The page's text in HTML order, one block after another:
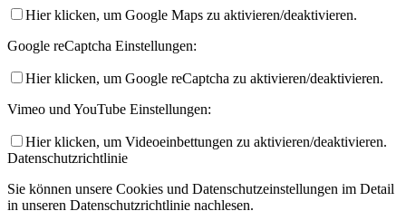
Hier klicken, um Google Maps zu aktivieren/deaktivieren.
Google reCaptcha Einstellungen:
Hier klicken, um Google reCaptcha zu aktivieren/deaktivieren.
Vimeo und YouTube Einstellungen:
Hier klicken, um Videoeinbettungen zu aktivieren/deaktivieren.
Datenschutzrichtlinie
Sie können unsere Cookies und Datenschutzeinstellungen im Detail
in unseren Datenschutzrichtlinie nachlesen.